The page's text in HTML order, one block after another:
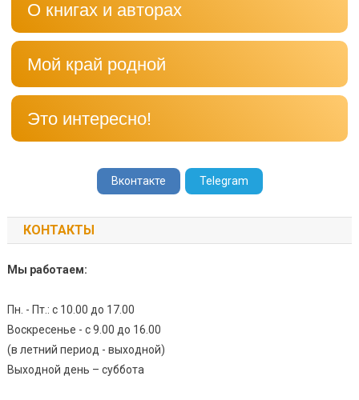
О книгах и авторах
Мой край родной
Это интересно!
Вконтакте Telegram
КОНТАКТЫ
Мы работаем:
Пн. - Пт.: с 10.00 до 17.00
Воскресенье - с 9.00 до 16.00
(в летний период - выходной)
Выходной день – суббота